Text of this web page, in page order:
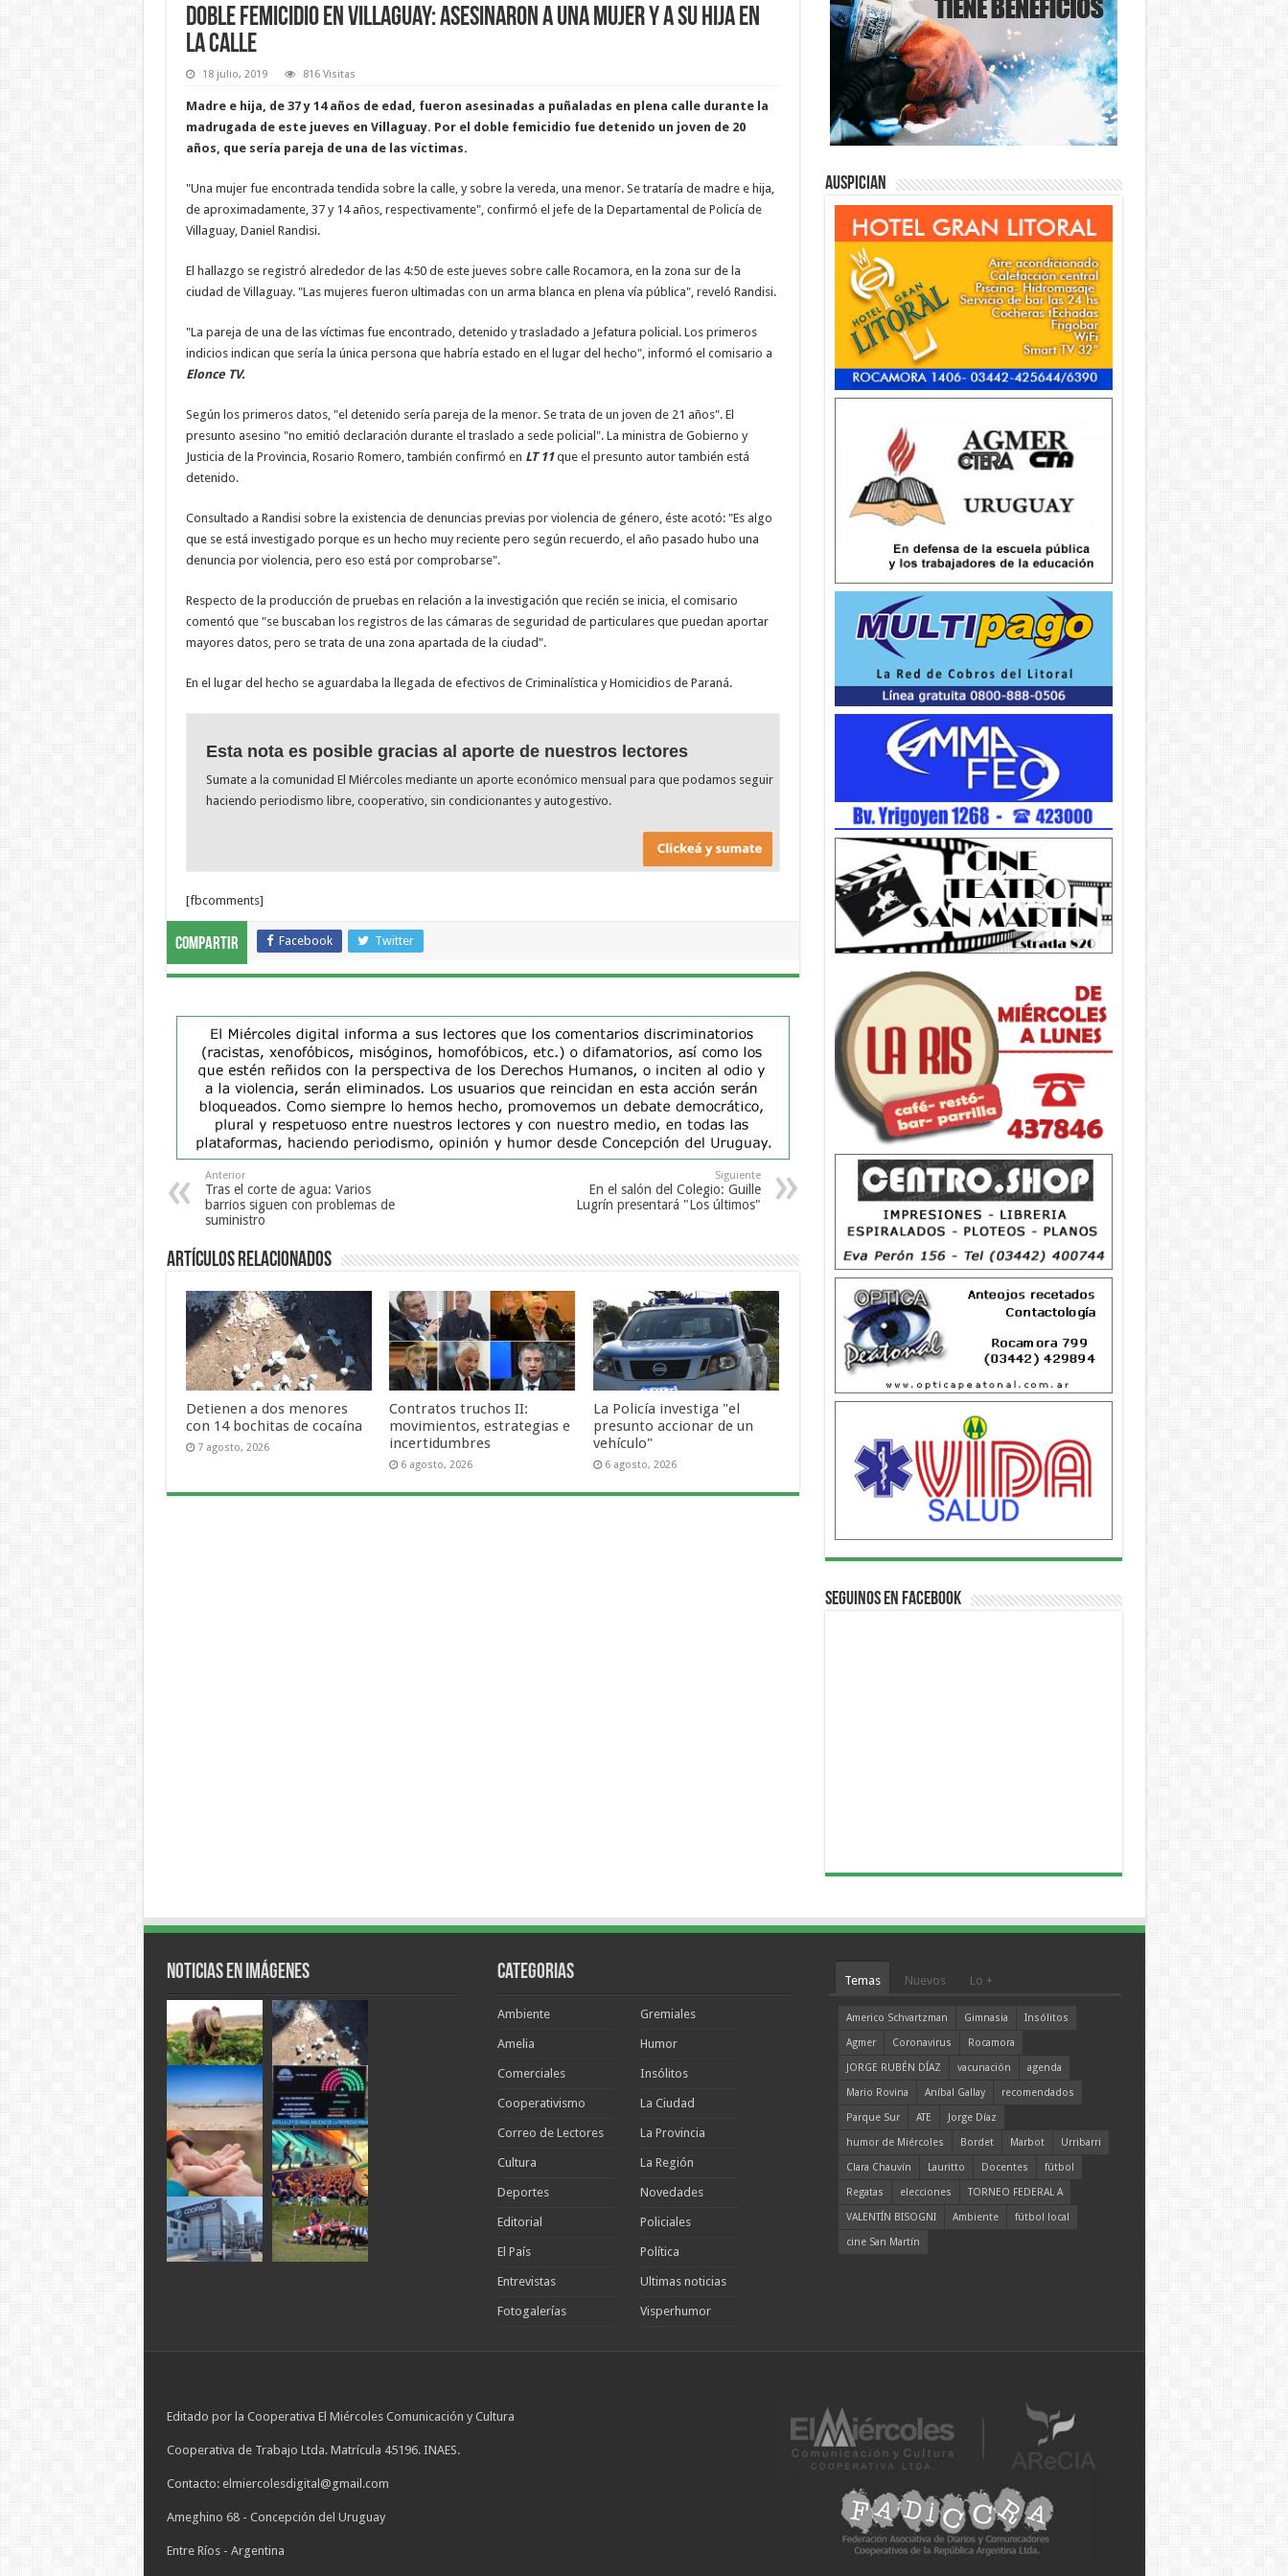
Doble femicidio en Villaguay: Asesinaron a una mujer y a su hija en
la calle
18 julio, 2019 816 Visitas
Madre e hija, de 37 y 14 años de edad, fueron asesinadas a puñaladas en plena calle durante la
madrugada de este jueves en Villaguay. Por el doble femicidio fue detenido un joven de 20
años, que sería pareja de una de las víctimas.
"Una mujer fue encontrada tendida sobre la calle, y sobre la vereda, una menor. Se trataría de madre e hija,
de aproximadamente, 37 y 14 años, respectivamente", confirmó el jefe de la Departamental de Policía de
Villaguay, Daniel Randisi.
El hallazgo se registró alrededor de las 4:50 de este jueves sobre calle Rocamora, en la zona sur de la
ciudad de Villaguay. "Las mujeres fueron ultimadas con un arma blanca en plena vía pública", reveló Randisi.
"La pareja de una de las víctimas fue encontrado, detenido y trasladado a Jefatura policial. Los primeros
indicios indican que sería la única persona que habría estado en el lugar del hecho", informó el comisario a
Elonce TV.
Según los primeros datos, "el detenido sería pareja de la menor. Se trata de un joven de 21 años". El
presunto asesino "no emitió declaración durante el traslado a sede policial". La ministra de Gobierno y
Justicia de la Provincia, Rosario Romero, también confirmó en LT 11que el presunto autor también está
detenido.
Consultado a Randisi sobre la existencia de denuncias previas por violencia de género, éste acotó: "Es algo
que se está investigado porque es un hecho muy reciente pero según recuerdo, el año pasado hubo una
denuncia por violencia, pero eso está por comprobarse".
Respecto de la producción de pruebas en relación a la investigación que recién se inicia, el comisario
comentó que "se buscaban los registros de las cámaras de seguridad de particulares que puedan aportar
mayores datos, pero se trata de una zona apartada de la ciudad".
En el lugar del hecho se aguardaba la llegada de efectivos de Criminalística y Homicidios de Paraná.
Esta nota es posible gracias al aporte de nuestros lectores
Sumate a la comunidad El Miércoles mediante un aporte económico mensual para que podamos seguir
haciendo periodismo libre, cooperativo, sin condicionantes y autogestivo.
[fbcomments]
Compartir Facebook Twitter
Anterior
Tras el corte de agua: Varios
barrios siguen con problemas de
suministro
Siguiente
En el salón del Colegio: Guille
Lugrín presentará "Los últimos"
Artículos Relacionados
Detienen a dos menores
con 14 bochitas de cocaína
7 agosto, 2026
Contratos truchos II:
movimientos, estrategias e
incertidumbres
6 agosto, 2026
La Policía investiga "el
presunto accionar de un
vehículo"
6 agosto, 2026
Auspician
Seguinos en Facebook
Noticias en Imágenes Categorias
Ambiente
Amelia
Comerciales
Cooperativismo
Correo de Lectores
Cultura
Deportes
Editorial
El País
Entrevistas
Fotogalerías
Gremiales
Humor
Insólitos
La Ciudad
La Provincia
La Región
Novedades
Policiales
Política
Ultimas noticias
Visperhumor
Temas Nuevos Lo +
Americo Schvartzman Gimnasia
Insólitos
Agmer
Coronavirus
Rocamora
JORGE RUBÉN DÍAZ
vacunación
agenda
Mario Rovina
Aníbal Gallay
recomendados
Parque Sur
ATE
Jorge Díaz
humor de Miércoles
Bordet Marbot
Urribarri
Clara Chauvín
Lauritto Docentes
fútbol
Regatas
elecciones
TORNEO FEDERAL A
VALENTÍN BISOGNI
Ambiente
fútbol local
cine San Martín
Editado por la Cooperativa El Miércoles Comunicación y Cultura
Cooperativa de Trabajo Ltda. Matrícula 45196. INAES.
Contacto: elmiercolesdigital@gmail.com
Ameghino 68 - Concepción del Uruguay
Entre Ríos - Argentina